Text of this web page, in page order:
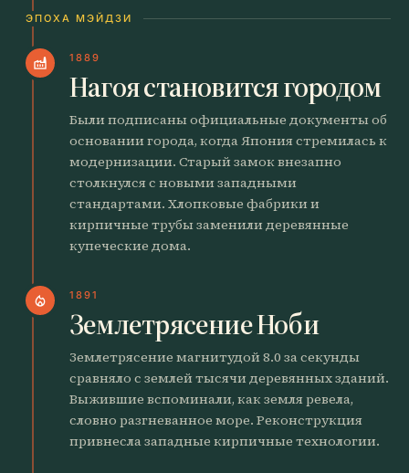
ЭПОХА МЭЙДЗИ
factory 1889
Нагоя становится городом
Были подписаны официальные документы об
основании города, когда Япония стремилась к
модернизации. Старый замок внезапно
столкнулся с новыми западными
стандартами. Хлопковые фабрики и
кирпичные трубы заменили деревянные
купеческие дома.
local_fire_department 1891
Землетрясение Ноби
Землетрясение магнитудой 8.0 за секунды
сравняло с землей тысячи деревянных зданий.
Выжившие вспоминали, как земля ревела,
словно разгневанное море. Реконструкция
привнесла западные кирпичные технологии.